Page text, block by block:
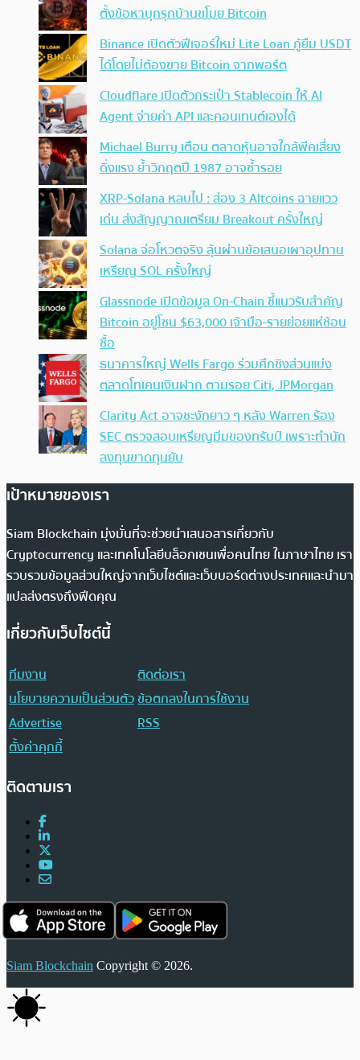
ตั้งข้อหาบุกรุกบ้านขโมย Bitcoin
Binance เปิดตัวฟีเจอร์ใหม่ Lite Loan กู้ยืม USDT
ได้โดยไม่ต้องขาย Bitcoin จากพอร์ต
Cloudflare เปิดตัวกระเป๋า Stablecoin ให้ AI
Agent จ่ายค่า API และคอนเทนต์เองได้
Michael Burry เตือน ตลาดหุ้นอาจใกล้พีคเสี่ยง
ดิ่งแรง ย้ำวิกฤตปี 1987 อาจซ้ำรอย
XRP-Solana หลบไป : ส่อง 3 Altcoins ฉายแวว
เด่น ส่งสัญญาณเตรียม Breakout ครั้งใหญ่
Solana จ่อโหวตจริง ลุ้นผ่านข้อเสนอเผาอุปทาน
เหรียญ SOL ครั้งใหญ่
Glassnode เปิดข้อมูล On-Chain ชี้แนวรับสำคัญ
Bitcoin อยู่โซน $63,000 เจ้ามือ-รายย่อยแห่ช้อน
ซื้อ
ธนาคารใหญ่ Wells Fargo ร่วมศึกชิงส่วนแบ่ง
ตลาดโทเคนเงินฝาก ตามรอย Citi, JPMorgan
Clarity Act อาจชะงักยาว ๆ หลัง Warren ร้อง
SEC ตรวจสอบเหรียญมีมของทรัมป์ เพราะทำนัก
ลงทุนขาดทุนยับ
เป้าหมายของเรา
Siam Blockchain มุ่งมั่นที่จะช่วยนำเสนอสารเกี่ยวกับ
Cryptocurrency และเทคโนโลยีบล็อกเชนเพื่อคนไทย ในภาษาไทย เรา
รวบรวมข้อมูลส่วนใหญ่จากเว็บไซต์และเว็บบอร์ดต่างประเทศและนำมา
แปลส่งตรงถึงฟีดคุณ
เกี่ยวกับเว็บไซต์นี้
ทีมงาน
ติดต่อเรา
นโยบายความเป็นส่วนตัวข้อตกลงในการใช้งาน
Advertise
RSS
ตั้งค่าคุกกี้
ติดตามเรา
Siam Blockchain Copyright © 2026.